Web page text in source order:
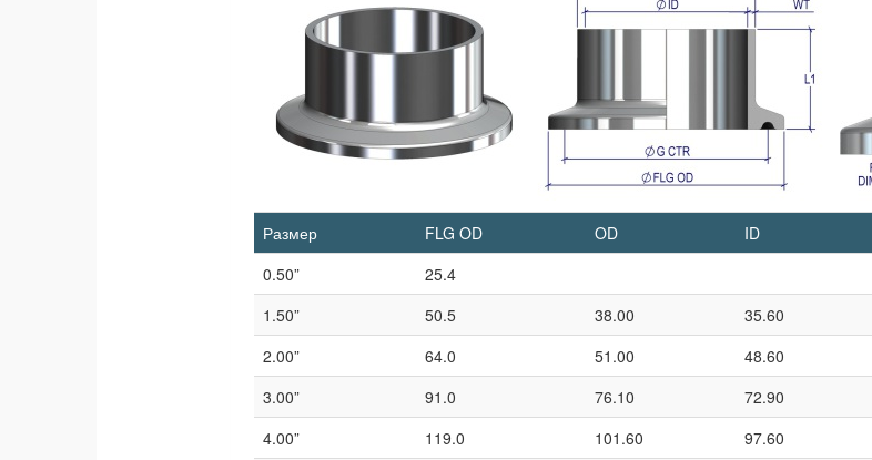
Размер FLG OD OD ID
0.50”
25.4
1.50”
50.5 38.00 35.60
2.00”
64.0 51.00 48.60
3.00”
91.0 76.10 72.90
4.00”
119.0 101.60 97.60